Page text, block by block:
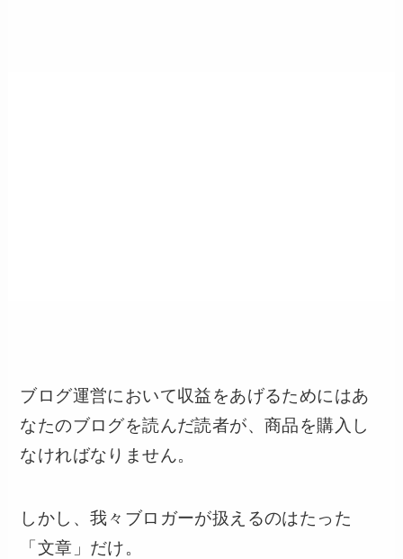
ブログ運営において収益をあげるためにはあ
なたのブログを読んだ読者が、商品を購入し
なければなりません。
しかし、我々ブロガーが扱えるのはたった
「文章」だけ。